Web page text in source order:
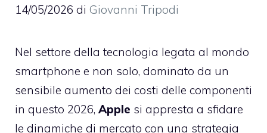
14/05/2026 di Giovanni Tripodi
Nel settore della tecnologia legata al mondo
smartphone e non solo, dominato da un
sensibile aumento dei costi delle componenti
in questo 2026, Apple si appresta a sfidare
le dinamiche di mercato con una strategia